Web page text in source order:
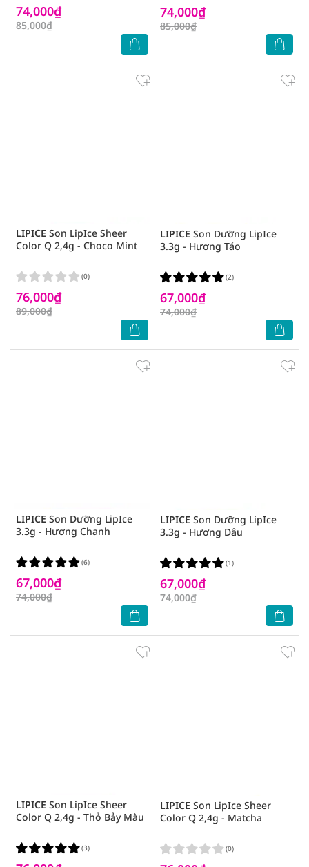
74,000₫
85,000₫
74,000₫
85,000₫
LIPICE Son LipIce Sheer
Color Q 2,4g - Choco Mint
76,000₫
89,000₫
(0)
LIPICE Son Dưỡng LipIce
3.3g - Hương Táo
67,000₫
74,000₫
(2)
LIPICE Son Dưỡng LipIce
3.3g - Hương Chanh
67,000₫
74,000₫
(6)
LIPICE Son Dưỡng LipIce
3.3g - Hương Dâu
67,000₫
74,000₫
(1)
LIPICE Son LipIce Sheer
Color Q 2,4g - Thỏ Bảy Màu
(3)
LIPICE Son LipIce Sheer
Color Q 2,4g - Matcha
(0)